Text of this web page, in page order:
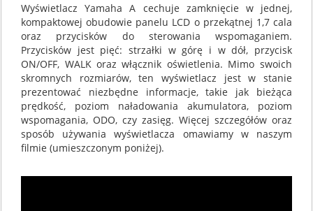
Wyświetlacz Yamaha A cechuje zamknięcie w jednej,
kompaktowej obudowie panelu LCD o przekątnej 1,7 cala
oraz przycisków do sterowania wspomaganiem.
Przycisków jest pięć: strzałki w górę i w dół, przycisk
ON/OFF, WALK oraz włącznik oświetlenia. Mimo swoich
skromnych rozmiarów, ten wyświetlacz jest w stanie
prezentować niezbędne informacje, takie jak bieżąca
prędkość, poziom naładowania akumulatora, poziom
wspomagania, ODO, czy zasięg. Więcej szczegółów oraz
sposób używania wyświetlacza omawiamy w naszym
filmie (umieszczonym poniżej).